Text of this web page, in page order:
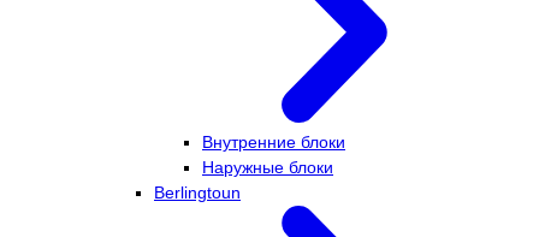
Внутренние блоки
Наружные блоки
Berlingtoun